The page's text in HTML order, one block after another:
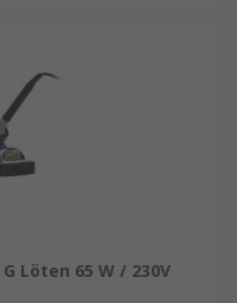
Löten 65 W / 230V